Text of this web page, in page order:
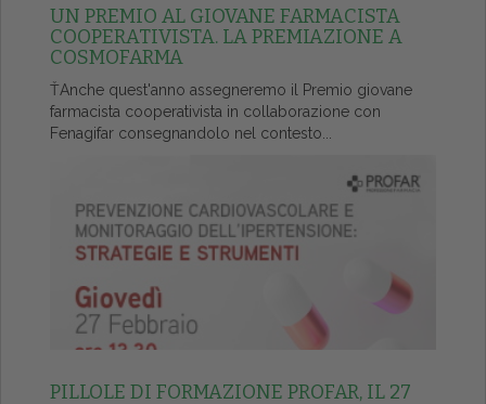
UN PREMIO AL GIOVANE FARMACISTA
COOPERATIVISTA. LA PREMIAZIONE A
COSMOFARMA
ŤAnche quest'anno assegneremo il Premio giovane
farmacista cooperativista in collaborazione con
Fenagifar consegnandolo nel contesto...
PILLOLE DI FORMAZIONE PROFAR, IL 27